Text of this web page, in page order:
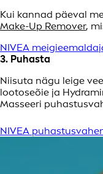
Kui kannad päeval
Make-Up Remover,
NIVEA
3. Puhasta
Niisuta nägu leige
lootoseõie ja
Masseeri
NIVEA